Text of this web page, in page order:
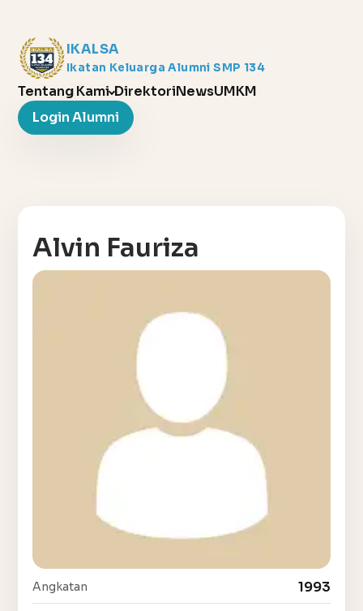
IKALSA
Ikatan Keluarga Alumni SMP 134
Tentang Kami DirektoriNewsUMKM
Login Alumni
Alvin Fauriza
Angkatan 1993